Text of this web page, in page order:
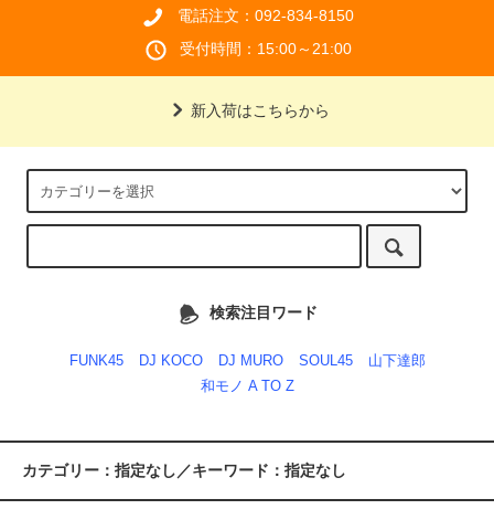
電話注文：092-834-8150
受付時間：15:00～21:00
新入荷はこちらから
検索注目ワード
FUNK45 DJ KOCO DJ MURO SOUL45
山下達郎
和モノ A TO Z
カテゴリー：指定なし／キーワード：指定なし